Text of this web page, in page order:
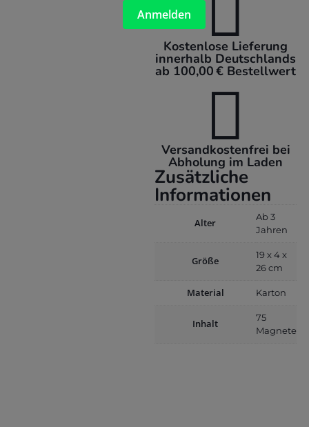
Anmelden
Kostenlose Lieferung
innerhalb Deutschlands
ab 100,00 € Bestellwert

Versandkostenfrei bei
Abholung im Laden
Zusätzliche
Informationen
Alter
Ab 3
Jahren
Größe
19 x 4 x
26 cm
Material Karton
Inhalt
75
Magnete